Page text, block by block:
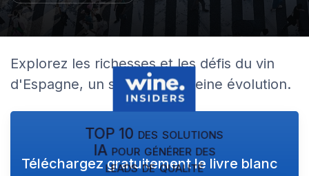
Explorez les richesses et les défis du vin
d'Espagne, un secteur en pleine évolution.
TOP 10 des solutions
IA pour générer des
leads de qualité
Téléchargez gratuitement le livre blanc